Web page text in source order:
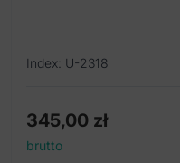
Index: U-2318
345,00 zł
brutto